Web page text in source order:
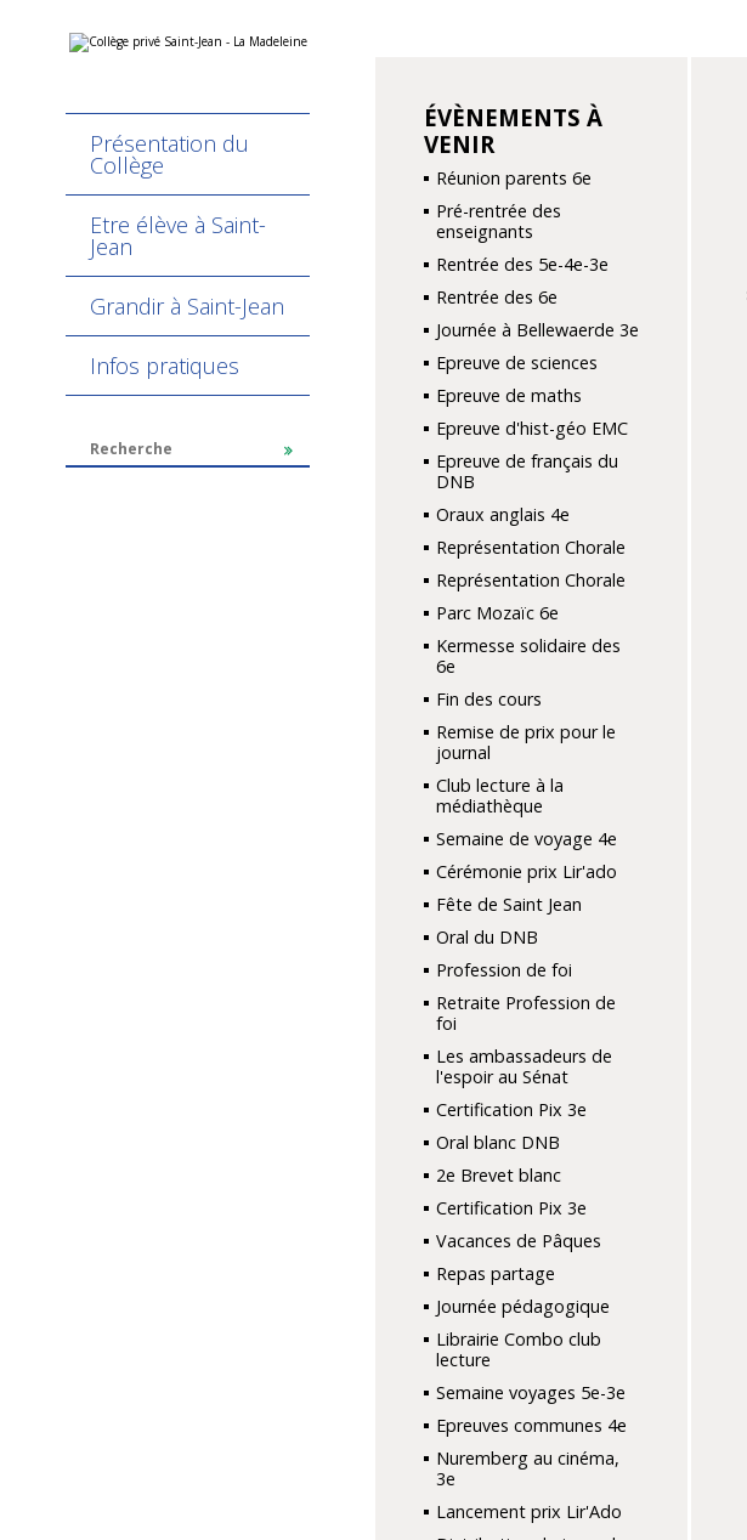
Aller
au
navigation
Outils
personnels
Présentation du
Collège
Etre élève à Saint-
Jean
Grandir à Saint-Jean
Infos pratiques
NAVIGATION
ÉVÈNEMENTS À
VENIR
Réunion parents 6e
Pré-rentrée des
enseignants
Rentrée des 5e-4e-3e
Rentrée des 6e
Journée à Bellewaerde 3e
Epreuve de sciences
Epreuve de maths
Epreuve d'hist-géo EMC
Epreuve de français du
DNB
Oraux anglais 4e
Représentation Chorale
Représentation Chorale
Parc Mozaïc 6e
Kermesse solidaire des
6e
Fin des cours
Remise de prix pour le
journal
Club lecture à la
médiathèque
Semaine de voyage 4e
Cérémonie prix Lir'ado
Fête de Saint Jean
Oral du DNB
Profession de foi
Retraite Profession de
foi
Les ambassadeurs de
l'espoir au Sénat
Certification Pix 3e
Oral blanc DNB
2e Brevet blanc
Certification Pix 3e
Vacances de Pâques
Repas partage
Journée pédagogique
Librairie Combo club
lecture
Semaine voyages 5e-3e
Epreuves communes 4e
Nuremberg au cinéma,
3e
Lancement prix Lir'Ado